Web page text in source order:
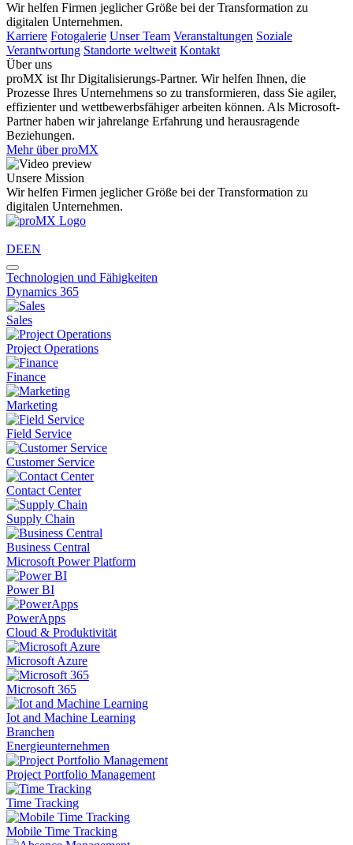
Wir helfen Firmen jeglicher Größe bei der Transformation zu
digitalen Unternehmen.
Karriere Fotogalerie Unser Team Veranstaltungen Soziale
Verantwortung Standorte weltweit Kontakt
Über uns
proMX ist Ihr Digitalisierungs-Partner. Wir helfen Ihnen, die
Prozesse Ihres Unternehmens so zu transformieren, dass Sie agiler,
effizienter und wettbewerbsfähiger arbeiten können. Als Microsoft-
Partner haben wir jahrelange Erfahrung und herausragende
Beziehungen.
Mehr über proMX
Unsere Mission
Wir helfen Firmen jeglicher Größe bei der Transformation zu
digitalen Unternehmen.
DEEN
Technologien und Fähigkeiten
Dynamics 365
Sales
Project Operations
Finance
Marketing
Field Service
Customer Service
Contact Center
Supply Chain
Business Central
Microsoft Power Platform
Power BI
PowerApps
Cloud & Produktivität
Microsoft Azure
Microsoft 365
Iot and Machine Learning
Branchen
Energieunternehmen
Project Portfolio Management
Time Tracking
Mobile Time Tracking